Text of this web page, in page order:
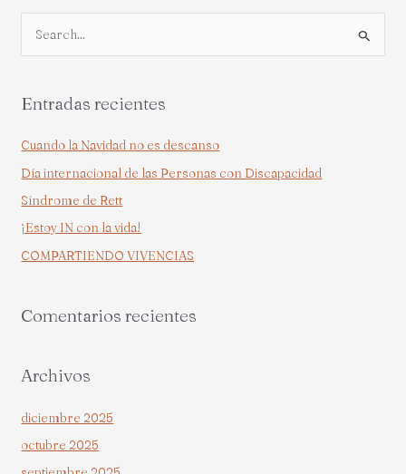
c
o
r
:
Entradas recientes
Cuando la Navidad no es descanso
Día internacional de las Personas con Discapacidad
Síndrome de Rett
¡Estoy IN con la vida!
COMPARTIENDO VIVENCIAS
Comentarios recientes
Archivos
diciembre 2025
octubre 2025